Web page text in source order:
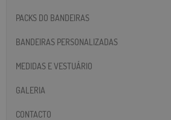
PACKS DO BANDEIRAS
BANDEIRAS PERSONALIZADAS
MEDIDAS E VESTUÁRIO
GALERIA
CONTACTO